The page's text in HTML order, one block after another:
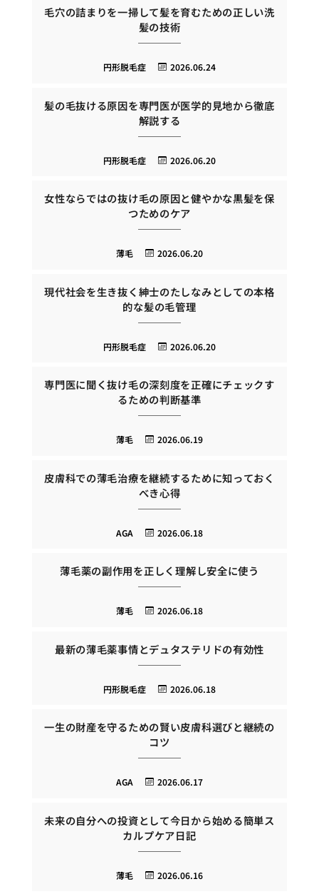
毛穴の詰まりを一掃して髪を育むための正しい洗
髪の技術
2026.06.24
円形脱毛症
髪の毛抜ける原因を専門医が医学的見地から徹底
解説する
2026.06.20
円形脱毛症
女性ならではの抜け毛の原因と健やかな黒髪を保
つためのケア
2026.06.20
薄毛
現代社会を生き抜く紳士のたしなみとしての本格
的な髪の毛管理
2026.06.20
円形脱毛症
専門医に聞く抜け毛の深刻度を正確にチェックす
るための判断基準
2026.06.19
薄毛
皮膚科での薄毛治療を継続するために知っておく
べき心得
2026.06.18
AGA
薄毛薬の副作用を正しく理解し安全に使う
2026.06.18
薄毛
最新の薄毛薬事情とデュタステリドの有効性
2026.06.18
円形脱毛症
一生の財産を守るための賢い皮膚科選びと継続の
コツ
2026.06.17
AGA
未来の自分への投資として今日から始める簡単ス
カルプケア日記
2026.06.16
薄毛